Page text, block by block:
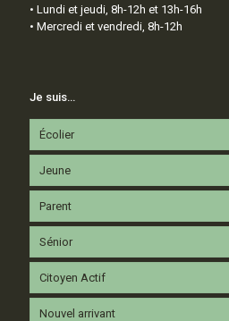
• Lundi et jeudi, 8h-12h et 13h-16h
• Mercredi et vendredi, 8h-12h
Je suis…
Écolier
Jeune
Parent
Sénior
Citoyen Actif
Nouvel arrivant